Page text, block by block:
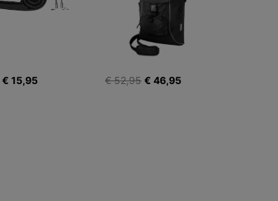
€ 15,95 € 52,95 € 46,95